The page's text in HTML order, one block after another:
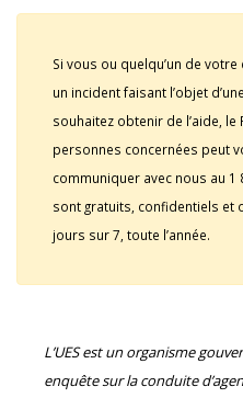
Si vous ou quelqu’un de
un incident faisant l’objet
souhaitez obtenir de l’aide,
personnes concernées peut
communiquer avec nous au 1
sont gratuits, confidentiels et
jours sur 7, toute l’année.
L’UES est un organisme
enquête sur la conduite